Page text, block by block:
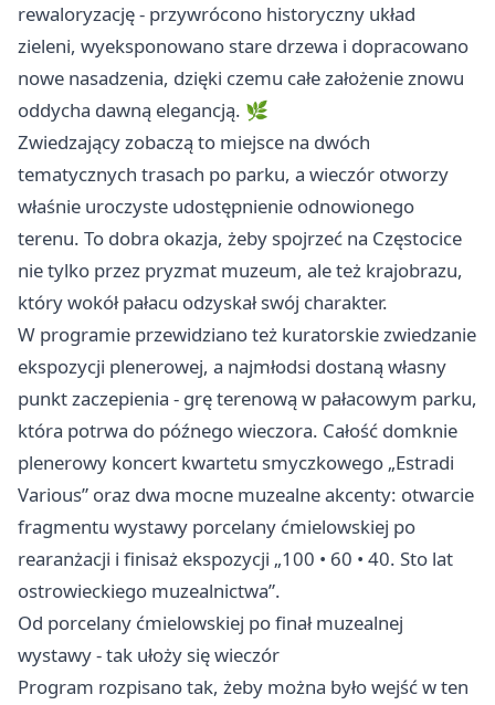
rewaloryzację - przywrócono historyczny układ
zieleni, wyeksponowano stare drzewa i dopracowano
nowe nasadzenia, dzięki czemu całe założenie znowu
oddycha dawną elegancją. 🌿
Zwiedzający zobaczą to miejsce na dwóch
tematycznych trasach po parku, a wieczór otworzy
właśnie uroczyste udostępnienie odnowionego
terenu. To dobra okazja, żeby spojrzeć na Częstocice
nie tylko przez pryzmat muzeum, ale też krajobrazu,
który wokół pałacu odzyskał swój charakter.
W programie przewidziano też kuratorskie zwiedzanie
ekspozycji plenerowej, a najmłodsi dostaną własny
punkt zaczepienia - grę terenową w pałacowym parku,
która potrwa do późnego wieczora. Całość domknie
plenerowy koncert kwartetu smyczkowego „Estradi
Various” oraz dwa mocne muzealne akcenty: otwarcie
fragmentu wystawy porcelany ćmielowskiej po
rearanżacji i finisaż ekspozycji „100 • 60 • 40. Sto lat
ostrowieckiego muzealnictwa”.
Od porcelany ćmielowskiej po finał muzealnej
wystawy - tak ułoży się wieczór
Program rozpisano tak, żeby można było wejść w ten